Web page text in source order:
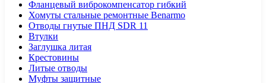
Фланцевый виброкомпенсатор гибкий
Хомуты стальные ремонтные Benarmo
Отводы гнутые ПНД SDR 11
Втулки
Заглушка литая
Крестовины
Литые отводы
Муфты защитные